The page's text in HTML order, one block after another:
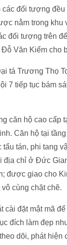
các đối tượng
nằm trong
đối tượng trên
Văn Kiểm cho
tá Trương Thọ
7 tiếp tục bám
căn hộ cao
Căn hộ tại
tán, phi tang
địa chỉ ở Đức
được giao cho
cùng chặt chẽ.
cài đặt mật mã
đích làm đẹp
dõi, phát